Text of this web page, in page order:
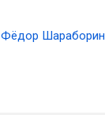
Фёдор Шараборин